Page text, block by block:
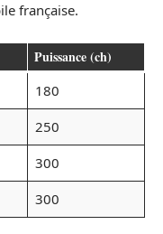
française.
Puissance (ch)
180
250
300
300